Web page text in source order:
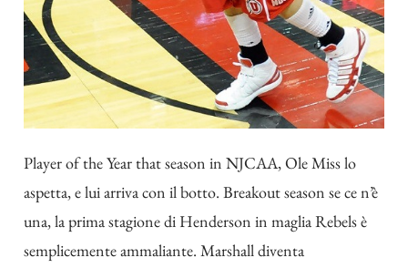
Player of the Year that season in NJCAA, Ole Miss lo
aspetta, e lui arriva con il botto. Breakout season se ce n’è
una, la prima stagione di Henderson in maglia Rebels è
semplicemente ammaliante. Marshall diventa